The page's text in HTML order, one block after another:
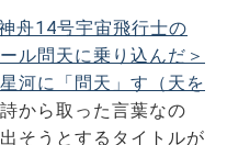
舟14号宇宙飛行士の
ル問天に乗り込んだ＞
河に「問天」す（天を
から取った言葉なの
そうとするタイトルが